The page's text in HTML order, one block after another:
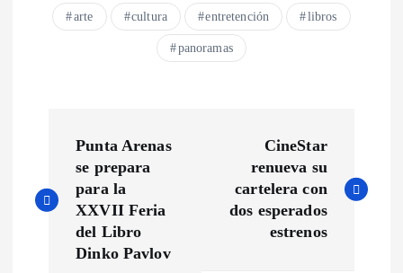
arte cultura entretención libros
panoramas
v
Punta Arenas
se prepara
para la
XXVII Feria
del Libro
Dinko Pavlov
CineStar
renueva su
cartelera con
dos esperados
estrenos